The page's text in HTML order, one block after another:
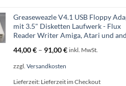
Greaseweazle V4.1 USB Floppy
mit 3.5" Disketten Laufwerk - Flux
Reader Writer Amiga, Atari und
44,00€ – 91,00€ inkl. MwSt.
zzgl. Versandkosten
Lieferzeit: Lieferzeit im Checkout